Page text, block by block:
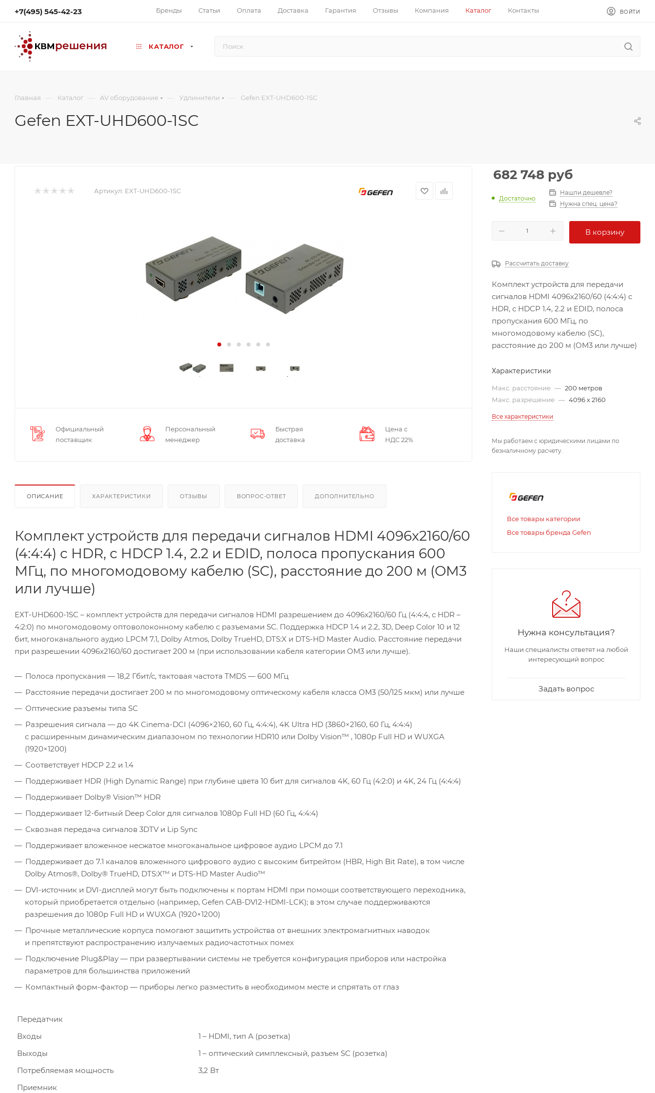
+7(495) 545-42-23 Бренды Статьи Оплата Доставка Гарантия Отзывы Компания Каталог Контакты ВОЙТИ
КАТАЛОГ
Главная — Каталог — AV оборудование — Удлинители — Gefen EXT-UHD600-1SC
Gefen EXT-UHD600-1SC
Артикул: EXT-UHD600-1SC
Официальный
поставщик
Персональный
менеджер
Быстрая
доставка
Цена с
НДС 22%
ОПИСАНИЕ ХАРАКТЕРИСТИКИ ОТЗЫВЫ ВОПРОС-ОТВЕТ ДОПОЛНИТЕЛЬНО
Комплект устройств для передачи сигналов HDMI 4096x2160/60
(4:4:4) с HDR, с HDCP 1.4, 2.2 и EDID, полоса пропускания 600
МГц, по многомодовому кабелю (SC), расстояние до 200 м (OM3
или лучше)
EXT-UHD600-1SC – комплект устройств для передачи сигналов HDMI разрешением до 4096x2160/60 Гц (4:4:4, с HDR –
4:2:0) по многомодовому оптоволоконному кабелю с разъемами SC. Поддержка HDCP 1.4 и 2.2, 3D, Deep Color 10 и 12
бит, многоканального аудио LPCM 7.1, Dolby Atmos, Dolby TrueHD, DTS:X и DTS-HD Master Audio. Расстояние передачи
при разрешении 4096x2160/60 достигает 200 м (при использовании кабеля категории OM3 или лучше).
Полоса пропускания — 18,2 Гбит/с, тактовая частота TMDS — 600 МГц
Расстояние передачи достигает 200 м по многомодовому оптическому кабеля класса OM3 (50/125 мкм) или лучше
Оптические разъемы типа SC
Разрешения сигнала — до 4K Cinema-DCI (4096×2160, 60 Гц, 4:4:4), 4K Ultra HD (3860×2160, 60 Гц, 4:4:4)
с расширенным динамическим диапазоном по технологии HDR10 или Dolby Vision™ , 1080p Full HD и WUXGA
(1920×1200)
Соответствует HDCP 2.2 и 1.4
Поддерживает HDR (High Dynamic Range) при глубине цвета 10 бит для сигналов 4K, 60 Гц (4:2:0) и 4K, 24 Гц (4:4:4)
Поддерживает Dolby® Vision™ HDR
Поддерживает 12-битный Deep Color для сигналов 1080p Full HD (60 Гц, 4:4:4)
Сквозная передача сигналов 3DTV и Lip Sync
Поддерживает вложенное несжатое многоканальное цифровое аудио LPCM до 7.1
Поддерживает до 7.1 каналов вложенного цифрового аудио с высоким битрейтом (HBR, High Bit Rate), в том числе
Dolby Atmos®, Dolby® TrueHD, DTS:X™ и DTS-HD Master Audio™
DVI-источник и DVI-дисплей могут быть подключены к портам HDMI при помощи соответствующего переходника,
который приобретается отдельно (например, Gefen CAB-DVI2-HDMI-LCK); в этом случае поддерживаются
разрешения до 1080p Full HD и WUXGA (1920×1200)
Прочные металлические корпуса помогают защитить устройства от внешних электромагнитных наводок
и препятствуют распространению излучаемых радиочастотных помех
Подключение Plug&Play — при развертывании системы не требуется конфигурация приборов или настройка
параметров для большинства приложений
Компактный форм-фактор — приборы легко разместить в необходимом месте и спрятать от глаз
Передатчик
Входы
1 – HDMI, тип А (розетка)
Выходы
1 – оптический симплексный, разъем SC (розетка)
Потребляемая мощность
3,2 Вт
Приемник
682 748 руб
Достаточно
Нашли дешевле?
Нужна спец. цена?
В корзину
Рассчитать доставку
Комплект устройств для передачи
сигналов HDMI 4096x2160/60 (4:4:4) с
HDR, с HDCP 1.4, 2.2 и EDID, полоса
пропускания 600 МГц, по
многомодовому кабелю (SC),
расстояние до 200 м (OM3 или лучше)
Характеристики
Макс. расстояние — 200 метров
Макс. разрешение — 4096 x 2160
Все характеристики
Мы работаем с юридическими лицами по
безналичному расчету.
Все товары категории
Все товары бренда Gefen
Нужна консультация?
Наши специалисты ответят на любой
интересующий вопрос
Задать вопрос